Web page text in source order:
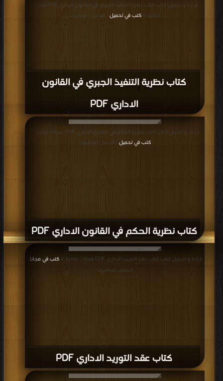
كتاب نظرية التنفيذ الجبري في القانون
الاداري PDF
قراءة و تحميل كتاب كتاب نظرية التنفيذ الجبري في القانون الاداري PDF مجانا |
مكتبة > كتب في تحميل | التحميل : مرة/مرات
كتاب نظرية الحكم في القانون الاداري PDF
قراءة و تحميل كتاب كتاب نظرية الحكم في القانون الاداري PDF مجانا | مكتبة >
كتب في تحميل
| التحميل : مرة/مرات
كتاب عقد التوريد الاداري PDF
قراءة و تحميل كتاب كتاب عقد التوريد الاداري PDF مجانا | مكتبة > كتب في مجانا
التحميل : مرة/مرات